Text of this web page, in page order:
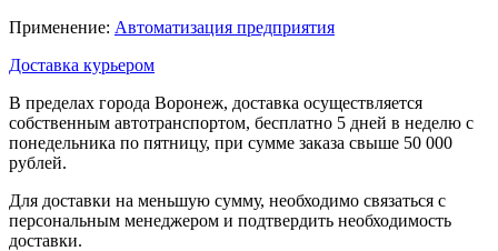
Применение: Автоматизация предприятия
Доставка курьером
В пределах города Воронеж, доставка осуществляется
собственным автотранспортом, бесплатно 5 дней в неделю с
понедельника по пятницу, при сумме заказа свыше 50 000
рублей.
Для доставки на меньшую сумму, необходимо связаться с
персональным менеджером и подтвердить необходимость
доставки.